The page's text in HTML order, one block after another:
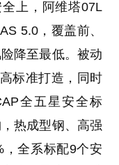
上，阿维塔07L
5.0，覆盖前、
降至最低。被动
标准打造，同时
全五星安全标
热成型钢、高强
全系标配9个安